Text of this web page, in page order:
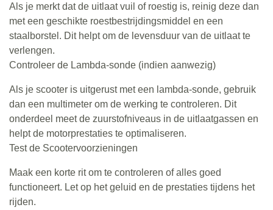
Als je merkt dat de uitlaat vuil of roestig is, reinig deze dan
met een geschikte roestbestrijdingsmiddel en een
staalborstel. Dit helpt om de levensduur van de uitlaat te
verlengen.
Controleer de Lambda-sonde (indien aanwezig)
Als je scooter is uitgerust met een lambda-sonde, gebruik
dan een multimeter om de werking te controleren. Dit
onderdeel meet de zuurstofniveaus in de uitlaatgassen en
helpt de motorprestaties te optimaliseren.
Test de Scootervoorzieningen
Maak een korte rit om te controleren of alles goed
functioneert. Let op het geluid en de prestaties tijdens het
rijden.